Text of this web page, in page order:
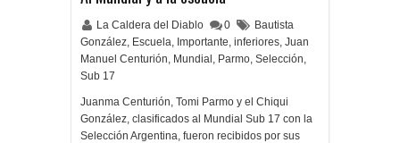
La Caldera del Diablo 0
Bautista
González, Escuela, Importante, inferiores, Juan
Manuel Centurión, Mundial , Parmo, Selección,
Sub 17
Juanma Centurión, Tomi Parmo y el Chiqui
González, clasificados al Mundial Sub 17 con la
Selección Argentina, fueron recibidos por sus